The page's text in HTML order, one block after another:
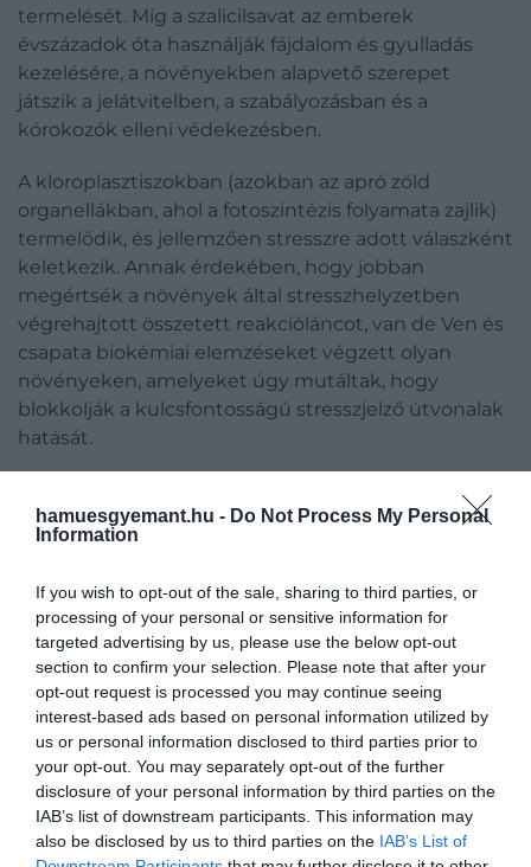
hamuesgyemant.hu - Do Not Process My Personal
Information
If you wish to opt-out of the sale, sharing to third parties, or
processing of your personal or sensitive information for
targeted advertising by us, please use the below opt-out
section to confirm your selection. Please note that after your
opt-out request is processed you may continue seeing
interest-based ads based on personal information utilized by
us or personal information disclosed to third parties prior to
your opt-out. You may separately opt-out of the further
disclosure of your personal information by third parties on the
IAB’s list of downstream participants. This information may
also be disclosed by us to third parties on the IAB’s List of
termelését. Míg a szalicilsavat az emberek
évszázadok óta használják fájdalom és gyulladás
kezelésére, a növényekben alapvető szerepet
játszik a jelátvitelben, a szabályozásban és a
kórokozók elleni védekezésben.
A kloroplasztiszokban (azokban az apró zöld
organellákban, ahol a fotoszintézis folyamata zajlik)
termelődik, és jellemzően stresszre adott válaszként
keletkezik. Annak érdekében, hogy jobban
megértsék a növények által stresszhelyzetben
végrehajtott összetett reakcióláncot, van de Ven és
csapata biokémiai elemzéseket végzett olyan
növényeken, amelyeket úgy mutáltak, hogy
blokkolják a kulcsfontosságú stresszjelző útvonalak
hatását.
reaktív oxigénfajokat (ROS) termel. Az egyik példa,
amelyet ismerhetünk, a leégés a bőrünkön, ha túl
napvédő krém nélkül. A növények esetében ezek a
stresszhatások közé tartoznak a barátságtalan
rovarok, a szárazság és a túlzott hőség. Míg a
növényekben a ROS magas szintje halálos lehet, a
kisebb mennyiségek fontos biztonsági funkciót
töltenek be - ezért a szabályozás kulcsfontosságú.
A kutatók a kísérletek modellnövényeként a
sziklakáposztát, vagyis az Arabidopsist használták.
Egy korai figyelmeztető molekulára, a MEcPP-re